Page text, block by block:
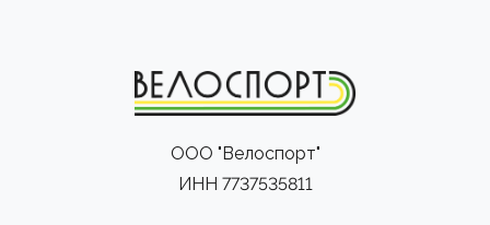
ООО "Велоспорт"
ИНН 7737535811